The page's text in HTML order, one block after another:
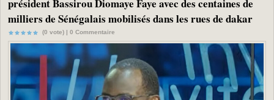
président Bassirou Diomaye Faye avec des centaines de
milliers de Sénégalais mobilisés dans les rues de dakar
(0 vote) | 0 Commentaire